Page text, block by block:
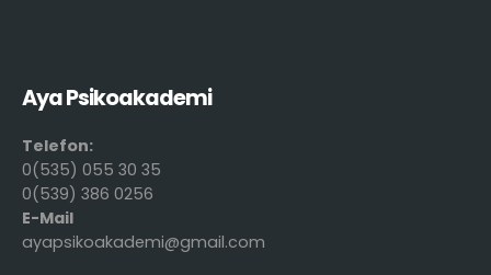
Aya Psikoakademi
Telefon:
0(535) 055 30 35
0(539) 386 0256
E-Mail
ayapsikoakademi@gmail.com